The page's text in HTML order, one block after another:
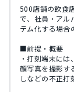
500店舗の飲食
で、社員・アル
テム化する場合
■前提・概要
・打刻端末に
顔写真を撮影す
しなどの不正打